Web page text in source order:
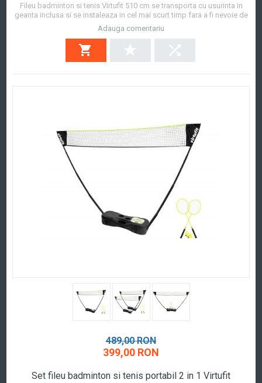
Fileu badminton si tenis Virtufit 510 cm se transporta cu usurinta in
geanta inclusa si se instaleaza in cel mai scurt timp fara a fi nevoie de
unelte. Ideal pentru curtea ta sau pentru a lua cu tine in vacanta la
camping. Aceasta plasa de badminton si tenis de la VirtuFit are o
latime de nu m...
Afla mai mult
Adauga comentariu
489,00 RON
399,00 RON
Set fileu badminton si tenis portabil 2 in 1 Virtufit